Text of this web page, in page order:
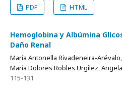
PDF
HTML
Hemoglobina y Albúmina
Daño Renal
María Antonella Rivadeneira-
María Dolores Robles Urgilez,
115-131